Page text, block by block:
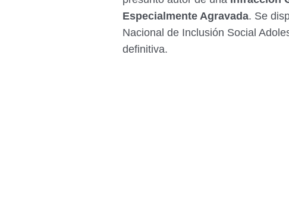
Especialmente Agravada. Se
Nacional de Inclusión Social
definitiva.